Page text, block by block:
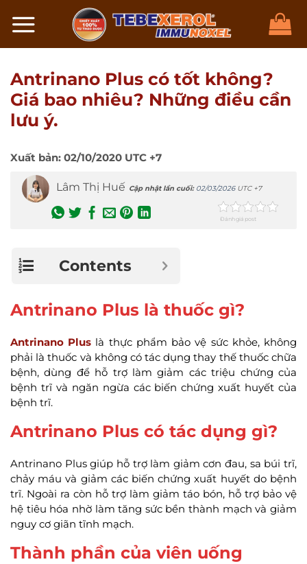
đến
Antrinano Plus có tốt không?
Giá bao nhiêu? Những điều cần
lưu ý.
Xuất bản: 02/10/2020 UTC +7
Lâm Thị Huế Cập nhật lần cuối: 02/03/2026UTC +7
Đánh giá post
Contents
Antrinano Plus là thuốc gì?
Antrinano Plus là thực phẩm bảo vệ sức khỏe, không
phải là thuốc và không có tác dụng thay thế thuốc chữa
bệnh, dùng để hỗ trợ làm giảm các triệu chứng của
bệnh trĩ và ngăn ngừa các biến chứng xuất huyết của
bệnh trĩ.
Antrinano Plus có tác dụng gì?
Antrinano Plus giúp hỗ trợ làm giảm cơn đau, sa búi trĩ,
chảy máu và giảm các biến chứng xuất huyết do bệnh
trĩ. Ngoài ra còn hỗ trợ làm giảm táo bón, hỗ trợ bảo vệ
hệ tiêu hóa nhờ làm tăng sức bền thành mạch và giảm
nguy cơ giãn tĩnh mạch.
Thành phần của viên uống